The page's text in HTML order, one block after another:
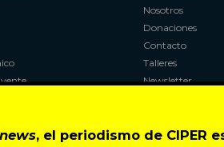
, el periodismo de CIPER
Nosotros
Donaciones
Contacto
Talleres
Newsletter